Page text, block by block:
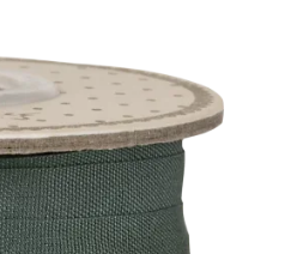
Auf die
Wunschliste